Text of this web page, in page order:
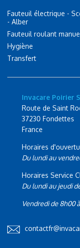
Fauteuil électrique -
- Alber
Fauteuil roulant
Hygiène
Transfert
Invacare Poirier
Route de Saint
37230 Fondettes
France
Horaires
Du lundi au
Horaires Service
Du lundi au jeudi
Vendredi de 8h00